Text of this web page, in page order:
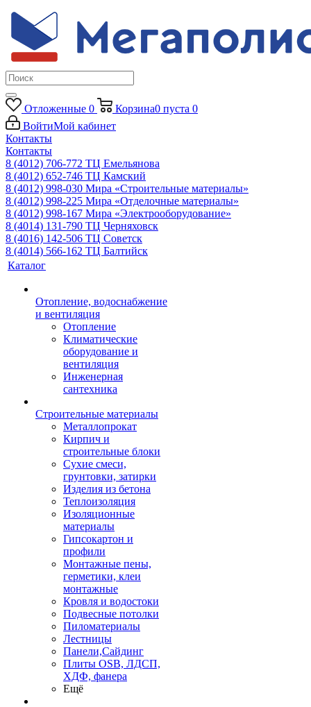
Отложенные 0 Корзина0 пуста 0
ВойтиМой кабинет
Контакты
Контакты
8 (4012) 706-772 ТЦ Емельянова
8 (4012) 652-746 ТЦ Камский
8 (4012) 998-030 Мира «Строительные материалы»
8 (4012) 998-225 Мира «Отделочные материалы»
8 (4012) 998-167 Мира «Электрооборудование»
8 (4014) 131-790 ТЦ Черняховск
8 (4016) 142-506 ТЦ Советск
8 (4014) 566-162 ТЦ Балтийск
Каталог
Отопление, водоснабжение
и вентиляция
Отопление
Климатические
оборудование и
вентиляция
Инженерная
сантехника
Строительные материалы
Металлопрокат
Кирпич и
строительные блоки
Сухие смеси,
грунтовки, затирки
Изделия из бетона
Теплоизоляция
Изоляционные
материалы
Гипсокартон и
профили
Монтажные пены,
герметики, клеи
монтажные
Кровля и водостоки
Подвесные потолки
Пиломатериалы
Лестницы
Панели,Сайдинг
Плиты OSB, ЛДСП,
ХДФ, фанера
Ещё